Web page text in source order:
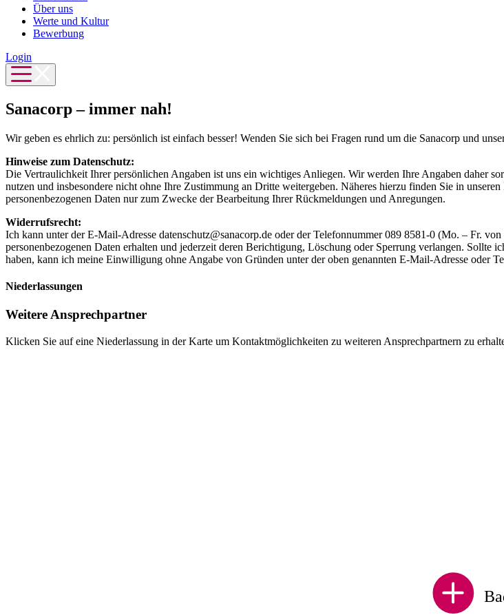
Über uns
Werte und Kultur
Bewerbung
Login
Sanacorp – immer nah!
Wir geben es ehrlich zu: persönlich ist einfach besser! Wenden Sie sich bei Fragen rund um die Sanacorp und
Hinweise zum Datenschutz:
Die Vertraulichkeit Ihrer persönlichen Angaben ist uns ein wichtiges Anliegen. Wir werden Ihre Angaben daher
nutzen und insbesondere nicht ohne Ihre Zustimmung an Dritte weitergeben. Näheres hierzu finden Sie in
personenbezogenen Daten nur zum Zwecke der Bearbeitung Ihrer Rückmeldungen und Anregungen.
Widerrufsrecht:
Ich kann unter der E-Mail-Adresse datenschutz@sanacorp.de oder der Telefonnummer 089 8581-0 (Mo. – Fr.
personenbezogenen Daten erhalten und jederzeit deren Berichtigung, Löschung oder Sperrung verlangen.
haben, kann ich meine Einwilligung ohne Angabe von Gründen unter der oben genannten E-Mail-Adresse oder
Niederlassungen
Weitere Ansprechpartner
Klicken Sie auf eine Niederlassung in der Karte um Kontaktmöglichkeiten zu weiteren Ansprechpartnern zu